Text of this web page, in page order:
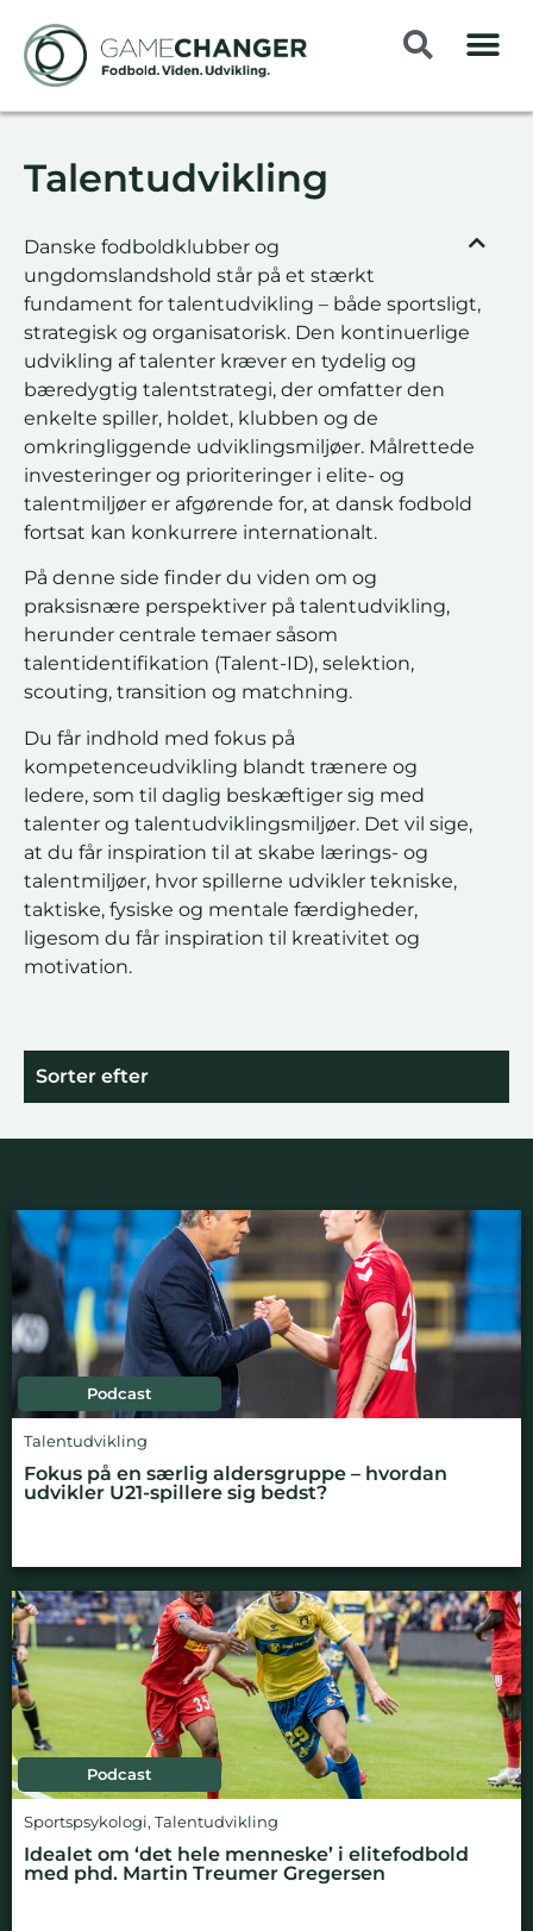
Talentudvikling
Danske fodboldklubber og
ungdomslandshold står på et stærkt
fundament for talentudvikling – både sportsligt,
strategisk og organisatorisk. Den kontinuerlige
udvikling af talenter kræver en tydelig og
bæredygtig talentstrategi, der omfatter den
enkelte spiller, holdet, klubben og de
omkringliggende udviklingsmiljøer. Målrettede
investeringer og prioriteringer i elite- og
talentmiljøer er afgørende for, at dansk fodbold
fortsat kan konkurrere internationalt.
På denne side finder du viden om og
praksisnære perspektiver på talentudvikling,
herunder centrale temaer såsom
talentidentifikation (Talent-ID), selektion,
scouting, transition og matchning.
Du får indhold med fokus på
kompetenceudvikling blandt trænere og
ledere, som til daglig beskæftiger sig med
talenter og talentudviklingsmiljøer. Det vil sige,
at du får inspiration til at skabe lærings- og
talentmiljøer, hvor spillerne udvikler tekniske,
taktiske, fysiske og mentale færdigheder,
ligesom du får inspiration til kreativitet og
motivation.
Sorter efter
Podcast
Talentudvikling
Fokus på en særlig aldersgruppe – hvordan
udvikler U21-spillere sig bedst?
Podcast
Sportspsykologi, Talentudvikling
Idealet om ‘det hele menneske’ i elitefodbold
med phd. Martin Treumer Gregersen